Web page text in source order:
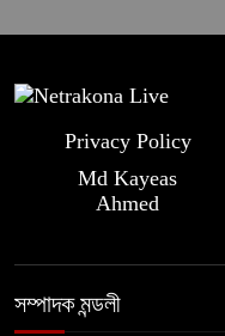
Privacy Policy
Md Kayeas
Ahmed
সম্পাদক মন্ডলী